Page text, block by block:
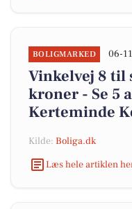
BOLIGMARKED 06-
Vinkelvej 8 til
kroner - Se 5
Kerteminde
Kilde: Boliga.dk
Læs hele artiklen